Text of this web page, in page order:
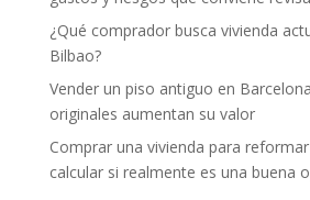
¿Qué comprador busca vivienda
Bilbao?
Vender un piso antiguo en
originales aumentan su valor
Comprar una vivienda para
calcular si realmente es una buena